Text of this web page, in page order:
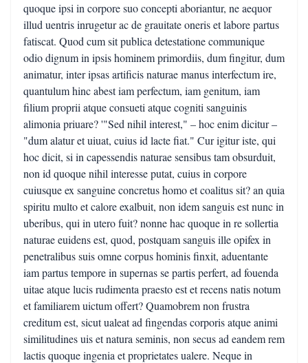
quoque ipsi in corpore suo concepti aboriantur, ne aequor
illud uentris inrugetur ac de grauitate oneris et labore partus
fatiscat. Quod cum sit publica detestatione communique
odio dignum in ipsis hominem primordiis, dum fingitur, dum
animatur, inter ipsas artificis naturae manus interfectum ire,
quantulum hinc abest iam perfectum, iam genitum, iam
filium proprii atque consueti atque cogniti sanguinis
alimonia priuare? '"Sed nihil interest," – hoc enim dicitur –
"dum alatur et uiuat, cuius id lacte fiat." Cur igitur iste, qui
hoc dicit, si in capessendis naturae sensibus tam obsurduit,
non id quoque nihil interesse putat, cuius in corpore
cuiusque ex sanguine concretus homo et coalitus sit? an quia
spiritu multo et calore exalbuit, non idem sanguis est nunc in
uberibus, qui in utero fuit? nonne hac quoque in re sollertia
naturae euidens est, quod, postquam sanguis ille opifex in
penetralibus suis omne corpus hominis finxit, aduentante
iam partus tempore in supernas se partis perfert, ad fouenda
uitae atque lucis rudimenta praesto est et recens natis notum
et familiarem uictum offert? Quamobrem non frustra
creditum est, sicut ualeat ad fingendas corporis atque animi
similitudines uis et natura seminis, non secus ad eandem rem
lactis quoque ingenia et proprietates ualere. Neque in